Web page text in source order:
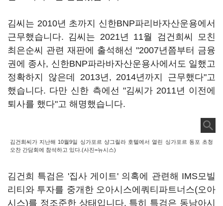
김씨는 2010년 초까지 신한BNP파리바자산운용에서
근무했습니다. 김씨는 2021년 11월 검건희씨 모친
최은순씨 관련 재판에 출석해선 "2007년쯤부터 금융
권에 종사, 신한BNP파라바자산운용사에서도 일했고
정확하지 않은데 2013년, 2014년까지 근무했다"고
했습니다. 다만 신한 측에선 "김씨가 2011년 이전에
퇴사를 했다"고 해명했습니다.
김건희씨가 지난해 10월9일 싱가포르 샹그릴라 호텔에서 열린 싱가포르 동포 초청
오찬 간담회에 참석하고 있다.(사진=뉴시스)
김건희 특검은 '집사 게이트' 의혹에 관련해 IMS모빌
리티와 투자를 중개한 오아시스에쿼티파트너스(오아
시스)를 정조준한 상태입니다. 특히 특검은 동남아시